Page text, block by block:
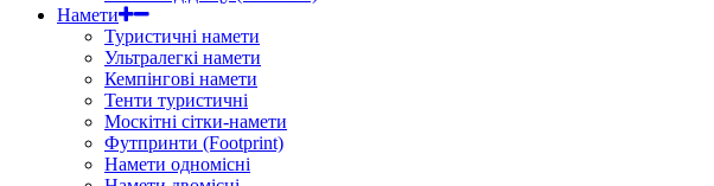
Намети
Туристичні намети
Ультралегкі намети
Кемпінгові намети
Тенти туристичні
Москітні сітки-намети
Футпринти (Footprint)
Намети одномісні